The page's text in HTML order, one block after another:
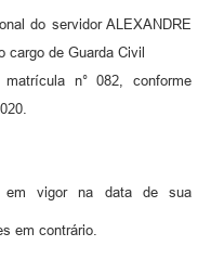
do servidor ALEXANDRE
cargo de Guarda Civil
matrícula n° 082, conforme
em vigor na data de sua
em contrário.